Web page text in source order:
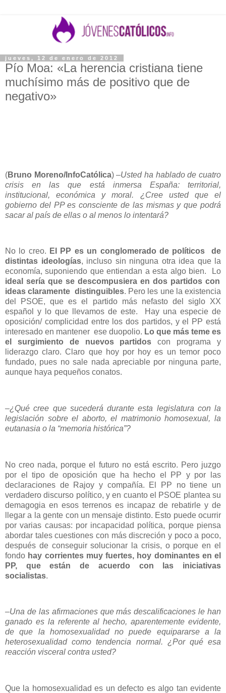
jueves, 12 de enero de 2012
Pío Moa: «La herencia cristiana tiene
muchísimo más de positivo que de
negativo»
(Bruno Moreno/InfoCatólica) –Usted ha hablado de cuatro
crisis en las que está inmersa España: territorial,
institucional, económica y moral. ¿Cree usted que el
gobierno del PP es consciente de las mismas y que podrá
sacar al país de ellas o al menos lo intentará?
No lo creo. El PP es un conglomerado de políticos de
distintas ideologías, incluso sin ninguna otra idea que la
economía, suponiendo que entiendan a esta algo bien. Lo
ideal sería que se descompusiera en dos partidos con
ideas claramente distinguibles. Pero les une la existencia
del PSOE, que es el partido más nefasto del siglo XX
español y lo que llevamos de este. Hay una especie de
oposición/ complicidad entre los dos partidos, y el PP está
interesado en mantener ese duopolio. Lo que más teme es
el surgimiento de nuevos partidos con programa y
liderazgo claro. Claro que hoy por hoy es un temor poco
fundado, pues no sale nada apreciable por ninguna parte,
aunque haya pequeños conatos.
–¿Qué cree que sucederá durante esta legislatura con la
legislación sobre el aborto, el matrimonio homosexual, la
eutanasia o la “memoria histórica”?
No creo nada, porque el futuro no está escrito. Pero juzgo
por el tipo de oposición que ha hecho el PP y por las
declaraciones de Rajoy y compañía. El PP no tiene un
verdadero discurso político, y en cuanto el PSOE plantea su
demagogia en esos terrenos es incapaz de rebatirle y de
llegar a la gente con un mensaje distinto. Esto puede ocurrir
por varias causas: por incapacidad política, porque piensa
abordar tales cuestiones con más discreción y poco a poco,
después de conseguir solucionar la crisis, o porque en el
fondo hay corrientes muy fuertes, hoy dominantes en el
PP, que están de acuerdo con las iniciativas
socialistas.
–Una de las afirmaciones que más descalificaciones le han
ganado es la referente al hecho, aparentemente evidente,
de que la homosexualidad no puede equipararse a la
heterosexualidad como tendencia normal. ¿Por qué esa
reacción visceral contra usted?
Que la homosexualidad es un defecto es algo tan evidente